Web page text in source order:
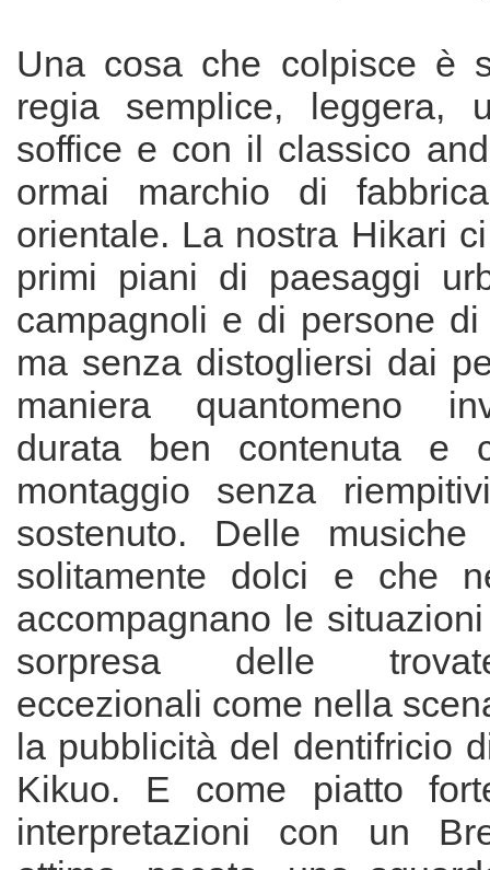
Una cosa che colpisce è
regia semplice, leggera,
soffice e con il classico
ormai marchio di
orientale. La nostra Hikari
primi piani di paesaggi
campagnoli e di persone
ma senza distogliersi dai
maniera quantomeno
durata ben contenuta e
montaggio senza
sostenuto. Delle
solitamente dolci e che
accompagnano le
sorpresa delle
eccezionali come nella
la pubblicità del dentifricio
Kikuo. E come piatto
interpretazioni con un